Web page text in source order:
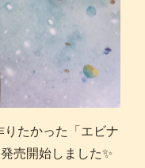
たかった「エビナ
売開始しました✨